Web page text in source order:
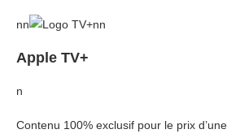
nn nn
Apple TV+
n
Contenu 100% exclusif pour le prix